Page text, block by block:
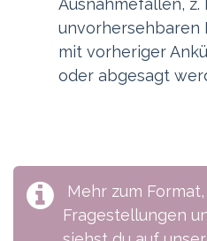
Ausnahmefällen, z.
unvorhersehbaren
mit vorheriger
oder abgesagt
Mehr zum
Fragestellungen